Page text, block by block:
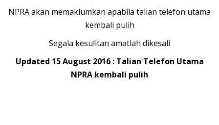
NPRA akan memaklumkan apabila talian telefon utama
kembali pulih
Segala kesulitan amatlah dikesali
Updated 15 August 2016 : Talian Telefon Utama
NPRA kembali pulih